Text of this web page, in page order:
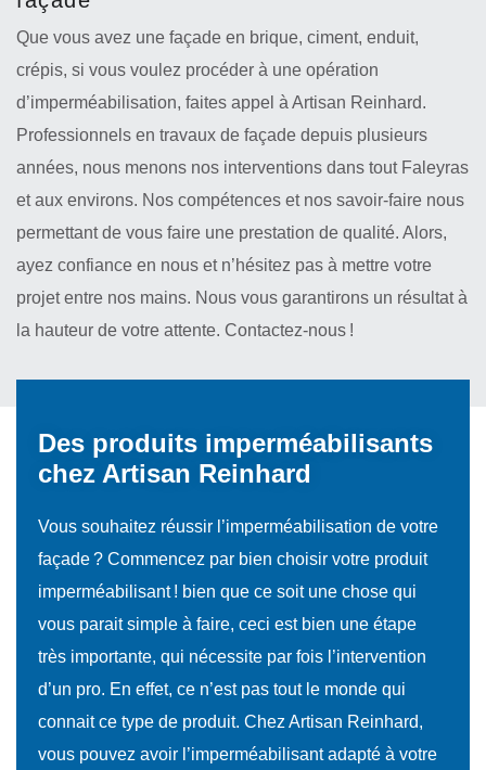
Que vous avez une façade en brique, ciment, enduit,
crépis, si vous voulez procéder à une opération
d’imperméabilisation, faites appel à Artisan Reinhard.
Professionnels en travaux de façade depuis plusieurs
années, nous menons nos interventions dans tout Faleyras
et aux environs. Nos compétences et nos savoir-faire nous
permettant de vous faire une prestation de qualité. Alors,
ayez confiance en nous et n’hésitez pas à mettre votre
projet entre nos mains. Nous vous garantirons un résultat à
la hauteur de votre attente. Contactez-nous !
Des produits imperméabilisants
chez Artisan Reinhard
Vous souhaitez réussir l’imperméabilisation de votre
façade ? Commencez par bien choisir votre produit
imperméabilisant ! bien que ce soit une chose qui
vous parait simple à faire, ceci est bien une étape
très importante, qui nécessite par fois l’intervention
d’un pro. En effet, ce n’est pas tout le monde qui
connait ce type de produit. Chez Artisan Reinhard,
vous pouvez avoir l’imperméabilisant adapté à votre